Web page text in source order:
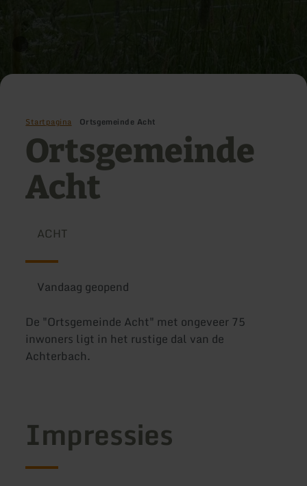
Startpagina Ortsgemeinde Acht
Ortsgemeinde
Acht
ACHT
Vandaag geopend
De "Ortsgemeinde Acht" met ongeveer 75
inwoners ligt in het rustige dal van de
Achterbach.
Impressies